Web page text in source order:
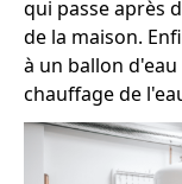
qui passe après
de la maison.
à un ballon
chauffage de